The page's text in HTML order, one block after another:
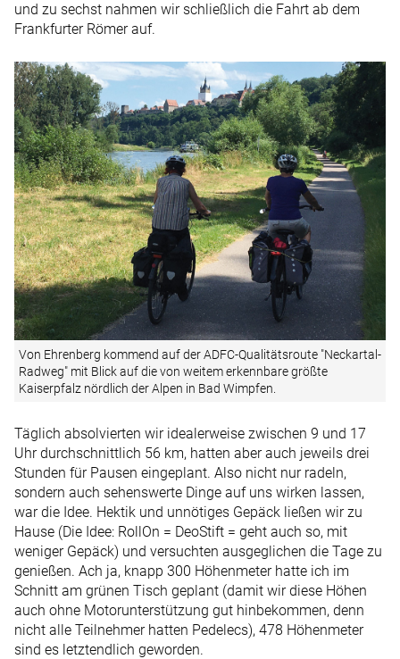
und zu sechst nahmen wir schließlich die Fahrt ab dem
Frankfurter Römer auf.
Von Ehrenberg kommend auf der ADFC-Qualitätsroute "Neckartal-
Radweg" mit Blick auf die von weitem erkennbare größte
Kaiserpfalz nördlich der Alpen in Bad Wimpfen.
Täglich absolvierten wir idealerweise zwischen 9 und 17
Uhr durchschnittlich 56 km, hatten aber auch jeweils drei
Stunden für Pausen eingeplant. Also nicht nur radeln,
sondern auch sehenswerte Dinge auf uns wirken lassen,
war die Idee. Hektik und unnötiges Gepäck ließen wir zu
Hause (Die Idee: RollOn = DeoStift = geht auch so, mit
weniger Gepäck) und versuchten ausgeglichen die Tage zu
genießen. Ach ja, knapp 300 Höhenmeter hatte ich im
Schnitt am grünen Tisch geplant (damit wir diese Höhen
auch ohne Motorunterstützung gut hinbekommen, denn
nicht alle Teilnehmer hatten Pedelecs), 478 Höhenmeter
sind es letztendlich geworden.